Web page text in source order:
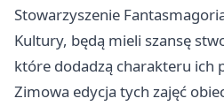
Stowarzyszenie
Kultury, będą mieli szansę
które dodadzą charakteru ich
Zimowa edycja tych zajęć